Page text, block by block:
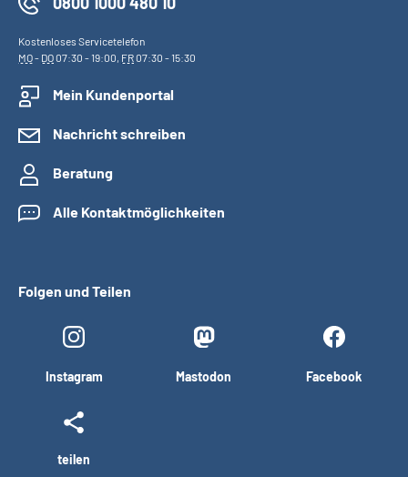
Kostenloses Servicetelefon
MO- DO07:30 - 19:00, FR07:30 - 15:30
Mein Kundenportal
Nachricht schreiben
Beratung
Alle Kontaktmöglichkeiten
Folgen und Teilen
Instagram Mastodon Facebook
teilen